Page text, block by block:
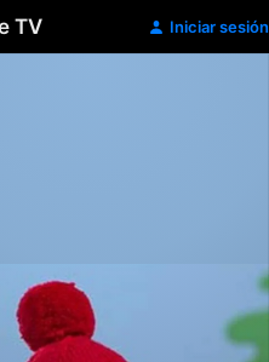
TV Iniciar sesión